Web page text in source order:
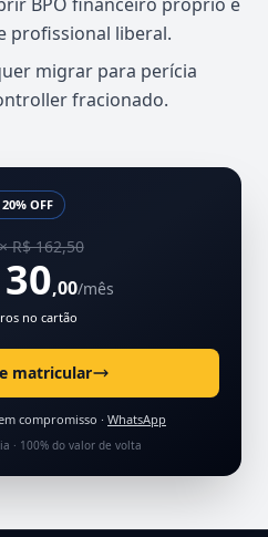
profissional liberal.
migrar para perícia
fracionado.
20% OFF
R$ 162,50
,00/mês
no cartão
matricular
compromisso · WhatsApp
· 100% do valor de volta